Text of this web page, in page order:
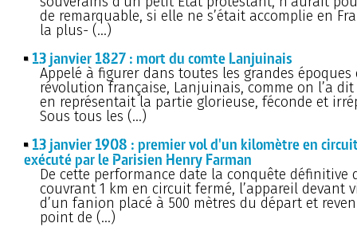
de remarquable, si elle ne s’était accomplie en
la plus- (…)
13 janvier 1827 : mort du comte Lanjuinais
Appelé à figurer dans toutes les grandes époques
révolution française, Lanjuinais, comme on l’a dit
en représentait la partie glorieuse, féconde et
Sous tous les (…)
13 janvier 1908 : premier vol d'un kilomètre en
exécuté par le Parisien Henry Farman
De cette performance date la conquête définitive
couvrant 1 km en circuit fermé, l’appareil devant
d’un fanion placé à 500 mètres du départ et
point de (…)